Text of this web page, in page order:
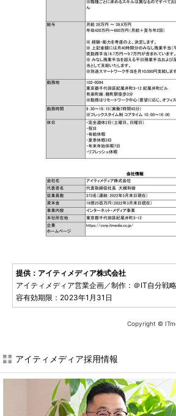
提供：アイティメディア株式会社
アイティメディア営業企画／制作：＠IT自分戦
容有効期限：2023年1月31日
Copyright ©
アイティメディア採用情報